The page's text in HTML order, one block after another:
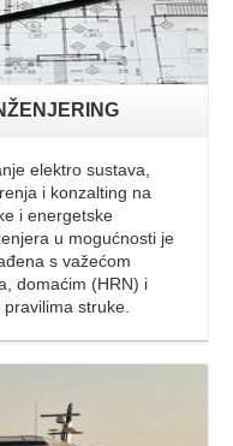
elektro sustava,
i konzalting na
i energetske
u mogućnosti je
s važećom
domaćim (HRN) i
struke.